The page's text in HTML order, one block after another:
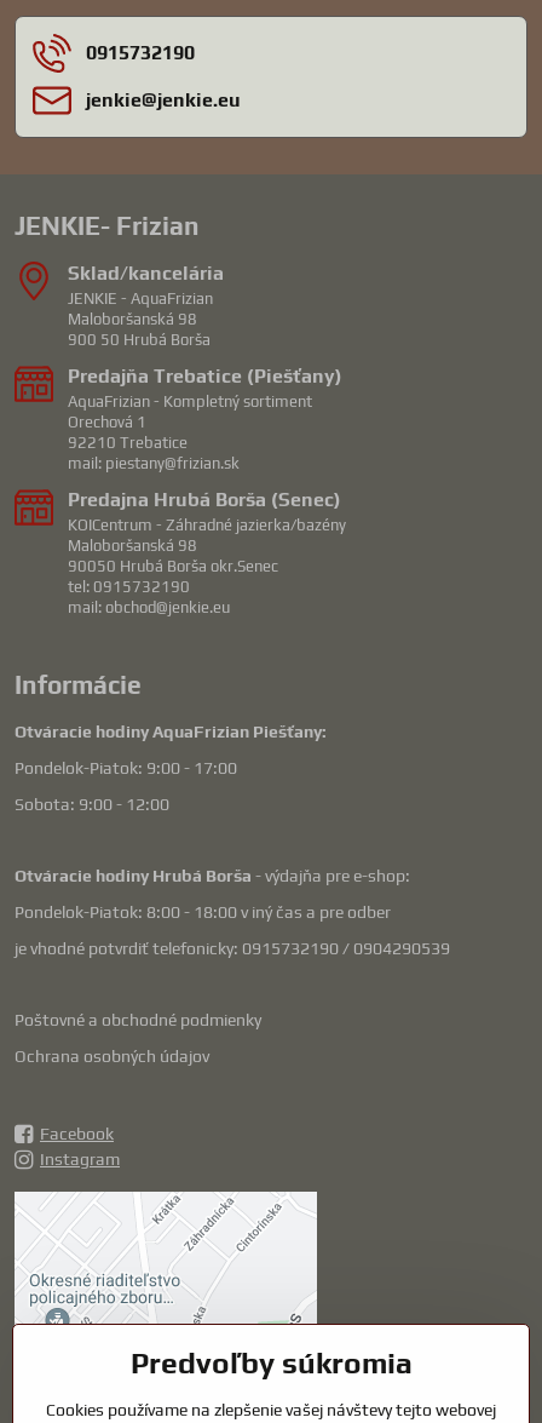
0915732190
jenkie​@jenkie​.eu
JENKIE- Frizian
Sklad/kancelária
JENKIE - AquaFrizian
Maloboršanská 98
900 50 Hrubá Borša
Predajňa Trebatice (Piešťany)
AquaFrizian - Kompletný sortiment
Orechová 1
92210 Trebatice
mail: piestany@frizian.sk
Predajna Hrubá Borša (Senec)
KOICentrum - Záhradné jazierka/bazény
Maloboršanská 98
90050 Hrubá Borša okr.Senec
tel: 0915732190
mail: obchod@jenkie.eu
Informácie
Otváracie hodiny AquaFrizian Piešťany:
Pondelok-Piatok: 9:00 - 17:00
Sobota: 9:00 - 12:00
Otváracie hodiny Hrubá Borša - výdajňa pre e-shop:
Pondelok-Piatok: 8:00 - 18:00 v iný čas a pre odber
je vhodné potvrdiť telefonicky: 0915732190 / 0904290539
Poštovné a obchodné podmienky
Ochrana osobných údajov
Facebook
Instagram
Externý obsah je
blokovaný Voľbami
súkromia
Prajete si načítať externý obsah?
Povoliť tentokrát
Predvoľby súkromia
Cookies používame na zlepšenie vašej návštevy tejto webovej